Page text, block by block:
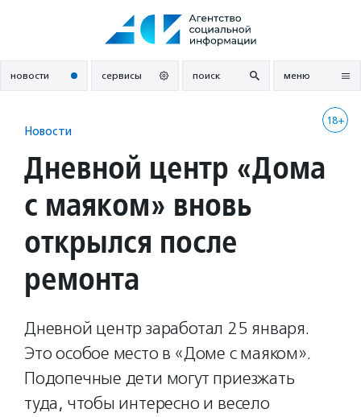
новости сервисы поиск меню
18+
Новости
Дневной центр «Дома
с маяком» вновь
открылся после
ремонта
Дневной центр заработал 25 января.
Это особое место в «Доме с маяком».
Подопечные дети могут приезжать
туда, чтобы интересно и весело